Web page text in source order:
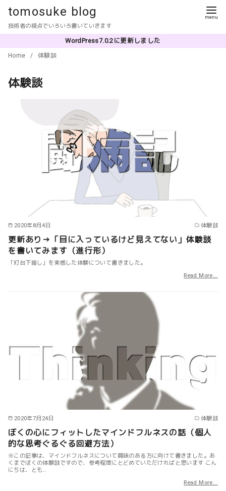
テ
ン
tomosuke blog
技術者の視点でいろいろ書いていきます
WordPress7.0.2に更新しました
Home 体験談
体験談
2020年8月4日 体験談
更新あり→「目に入っているけど見えてない」体験談
を書いてみます（進行形）
「灯台下暗し」を実感した体験について書きました。
Read More...
2020年7月24日 体験談
ぼくの心にフィットしたマインドフルネスの話（個人
的な思考ぐるぐる回避方法）
※この記事は、マインドフルネスについて興味のある方に向けて書きました。あ
くまでぼくの体験談ですので、参考程度にとどめていただければと思います こん
にちは、とも…
Read More...